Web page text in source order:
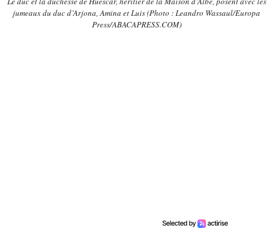
jumeaux du duc d’Arjona, Amina et Luis (Photo : Leandro Wassaul/Europa
Press/ABACAPRESS.COM)